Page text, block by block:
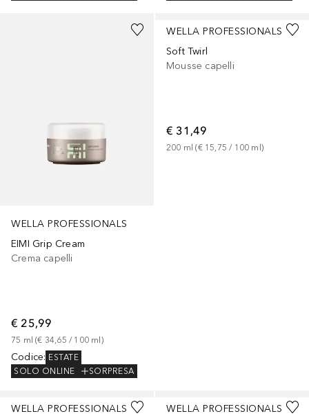
WELLA PROFESSIONALS
EIMI Grip Cream
Crema capelli
€ 25,99
75 ml (€ 34,65 / 100 ml )
Codice: ESTATE
SOLO ONLINE
SORPRESA
WELLA PROFESSIONALS
Soft Twirl
Mousse capelli
€ 31,49
200 ml (€ 15,75 / 100 ml )
WELLA PROFESSIONALS
WELLA PROFESSIONALS